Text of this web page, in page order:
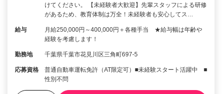
けてください。 【未経験者大歓迎】先輩スタッフによる研修
があるため、教育体制は万全！未経験者も安心してス…
給与
月給250,000円～400,000円＋各種手当 ★給与幅は年齢や
経験を考慮します！
勤務地 千葉県千葉市花見川区三角町697-5
応募資格
普通自動車運転免許（AT限定可）■未経験スタート活躍中 ■
性別不問